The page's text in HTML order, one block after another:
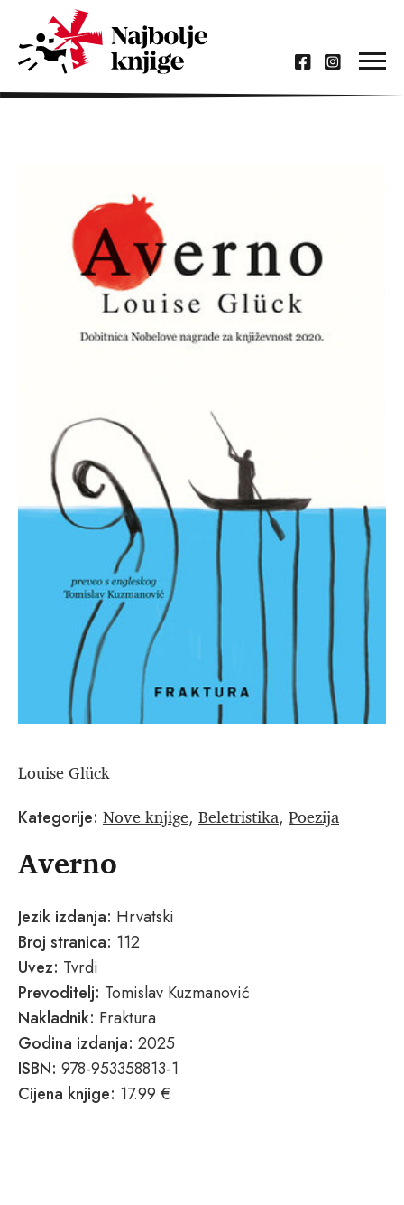
Louise Glück
Kategorije: Nove knjige, Beletristika, Poezija
Averno
Jezik izdanja: Hrvatski
Broj stranica: 112
Uvez: Tvrdi
Prevoditelj: Tomislav Kuzmanović
Nakladnik: Fraktura
Godina izdanja: 2025
ISBN: 978-953358813-1
Cijena knjige: 17.99 €